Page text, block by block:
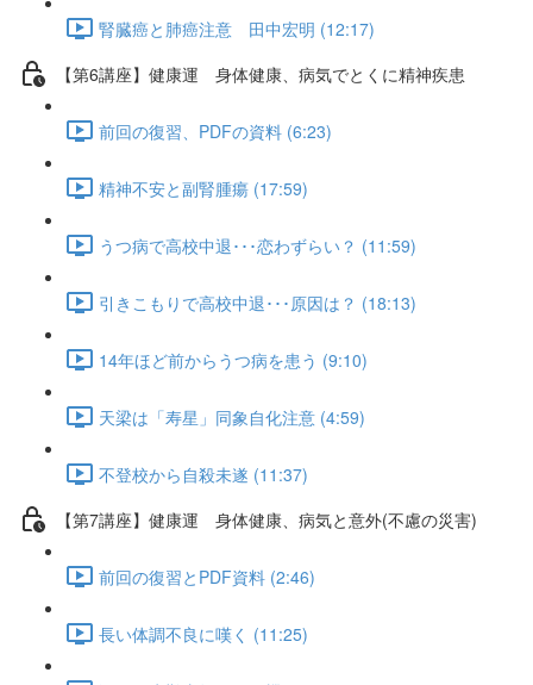
腎臓癌と肺癌注意 田中宏明 (12:17)
【第6講座】健康運 身体健康、病気でとくに精神疾患
前回の復習、PDFの資料 (6:23)
精神不安と副腎腫瘍 (17:59)
うつ病で高校中退･･･恋わずらい？ (11:59)
引きこもりで高校中退･･･原因は？ (18:13)
14年ほど前からうつ病を患う (9:10)
天梁は「寿星」同象自化注意 (4:59)
不登校から自殺未遂 (11:37)
【第7講座】健康運 身体健康、病気と意外(不慮の災害)
前回の復習とPDF資料 (2:46)
長い体調不良に嘆く (11:25)